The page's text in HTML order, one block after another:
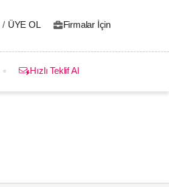
/ ÜYE OL Firmalar İçin
Hızlı Teklif Al